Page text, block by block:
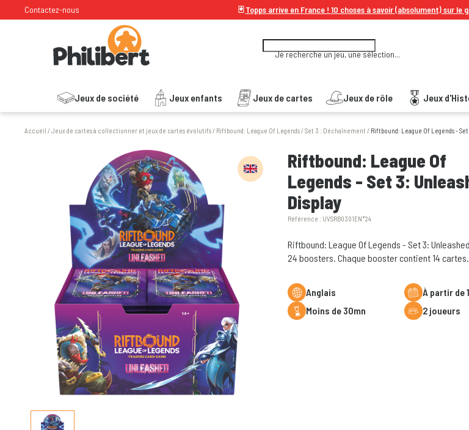
Contactez-nous 🃏Topps arrive en France ! 10 choses à savoir (absolument) sur
Je recherche un jeu, une sélection...
Jeux de société Jeux enfants Jeux de cartes Jeux de rôle Jeux
Accueil /Jeux de cartes à collectionner et jeux de cartes évolutifs/ Riftbound: League Of Legends/Set 3 : Déchaînement / Riftbound: League Of Legends -
Riftbound: League Of
Legends - Set 3:
Display
Référence : UVSRB0301EN*24
Riftbound: League Of Legends - Set 3:
24 boosters. Chaque booster contient 14 cartes.
Anglais
à partir de
moins de 30mn
2 joueurs